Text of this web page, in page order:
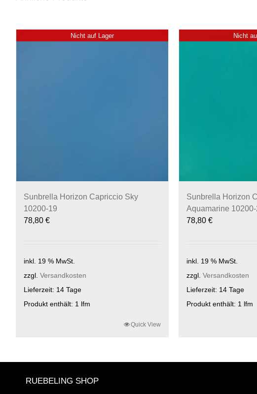
Nicht auf Lager
Sunbrella Horizon Capriccio Sky
10200-19
78,80 €
inkl. 19 % MwSt.
zzgl. Versandkosten
Lieferzeit: 14 Tage
Produkt enthält: 1 lfm
Quick View
Nicht
Sunbrella Horizon
Aquamarine
78,80 €
inkl. 19 % MwSt.
zzgl. Versandkosten
Lieferzeit: 14 Tage
Produkt enthält: 1 lfm
RUEBELING SHOP